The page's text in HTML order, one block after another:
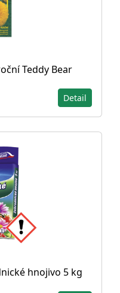
Teddy Bear
Detail
hnojivo 5 kg